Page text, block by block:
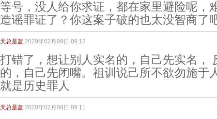
等号，没人给你求证，都在家里避险呢，
造谣罪证了？你这案子破的也太没智商了
天总是蓝 2020年02月09日 09:13
打错了，想让别人实名的，自己先实名，
的，自己先闭嘴。祖训说己所不欲勿施于
就是历史罪人
天总是蓝 2020年02月09日 09:11